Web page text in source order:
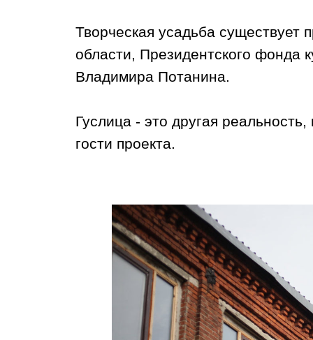
Творческая усадьба существует
области, Президентского фонда
Владимира Потанина.
Гуслица - это другая
гости проекта.